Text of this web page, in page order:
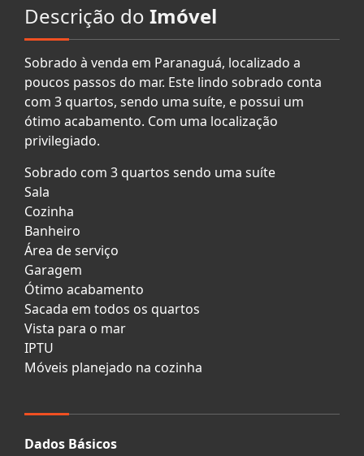
Descrição do Imóvel
Sobrado à venda em Paranaguá, localizado a
poucos passos do mar. Este lindo sobrado conta
com 3 quartos, sendo uma suíte, e possui um
ótimo acabamento. Com uma localização
privilegiado.
Sobrado com 3 quartos sendo uma suíte
Sala
Cozinha
Banheiro
Área de serviço
Garagem
Ótimo acabamento
Sacada em todos os quartos
Vista para o mar
IPTU
Móveis planejado na cozinha
Dados Básicos